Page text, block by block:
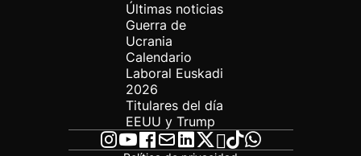
Últimas noticias
Guerra de
Ucrania
Calendario
Laboral Euskadi
2026
Titulares del día
EEUU y Trump